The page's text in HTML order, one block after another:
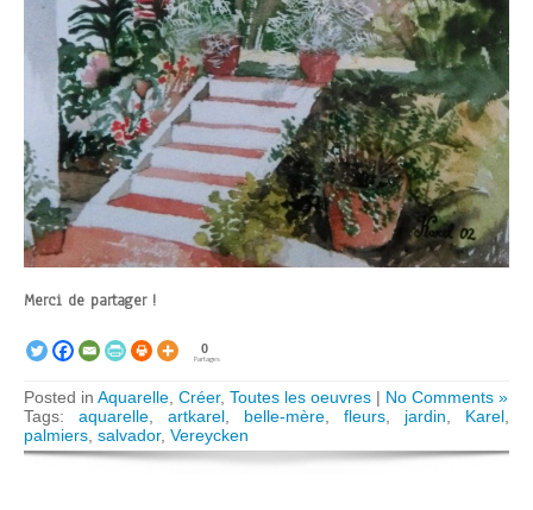
Merci de partager !
0
Partages
Posted in Aquarelle, Créer, Toutes les oeuvres | No Comments »
Tags: aquarelle, artkarel, belle-mère, fleurs, jardin, Karel,
palmiers, salvador, Vereycken